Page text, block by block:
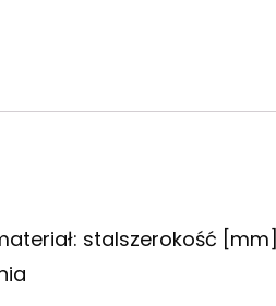
stalszerokość